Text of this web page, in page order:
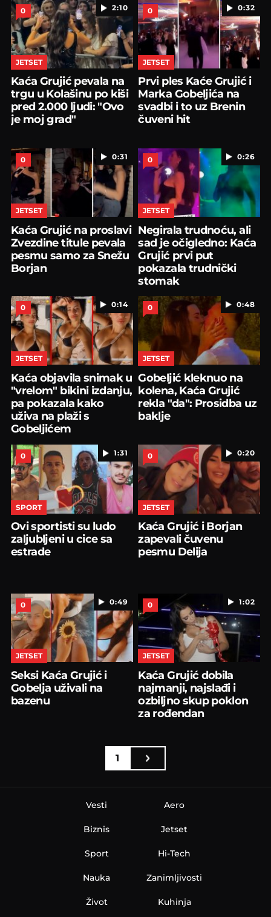
2:10
0
JETSET
Kaća Grujić pevala na
trgu u Kolašinu po kiši
pred 2.000 ljudi: "Ovo
je moj grad"
0:32
0
JETSET
Prvi ples Kaće Grujić i
Marka Gobeljića na
svadbi i to uz Brenin
čuveni hit
0:31
0
JETSET
Kaća Grujić na proslavi
Zvezdine titule pevala
pesmu samo za Snežu
Borjan
0:26
0
JETSET
Negirala trudnoću, ali
sad je očigledno: Kaća
Grujić prvi put
pokazala trudnički
stomak
0:14
0
JETSET
Kaća objavila snimak u
"vrelom" bikini izdanju,
pa pokazala kako
uživa na plaži s
Gobeljićem
0:48
0
JETSET
Gobeljić kleknuo na
kolena, Kaća Grujić
rekla "da": Prosidba uz
baklje
1:31
0
SPORT
Ovi sportisti su ludo
zaljubljeni u cice sa
estrade
0:20
0
JETSET
Kaća Grujić i Borjan
zapevali čuvenu
pesmu Delija
0:49
0
JETSET
Seksi Kaća Grujić i
Gobelja uživali na
bazenu
1:02
0
JETSET
Kaća Grujić dobila
najmanji, najslađi i
ozbiljno skup poklon
za rođendan
1
Vesti
Biznis
Sport
Nauka
Aero
Jetset
Hi-Tech
Zanimljivosti
Život Kuhinja